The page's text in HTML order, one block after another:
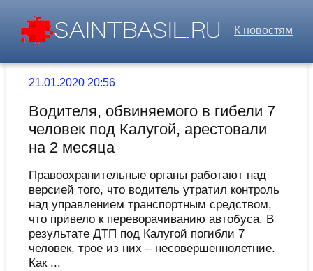
К новостям
21.01.2020 20:56
Водителя, обвиняемого в гибели 7
человек под Калугой, арестовали
на 2 месяца
Правоохранительные органы работают над
версией того, что водитель утратил контроль
над управлением транспортным средством,
что привело к переворачиванию автобуса. В
результате ДТП под Калугой погибли 7
человек, трое из них – несовершеннолетние.
Как ...